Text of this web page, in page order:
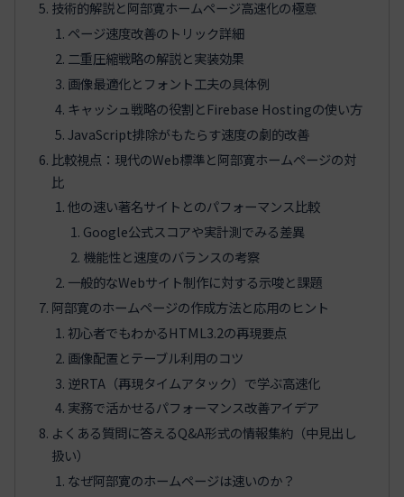
技術的解説と阿部寛ホームページ高速化の極意
ページ速度改善のトリック詳細
二重圧縮戦略の解説と実装効果
画像最適化とフォント工夫の具体例
キャッシュ戦略の役割とFirebase Hostingの使い方
JavaScript排除がもたらす速度の劇的改善
比較視点：現代のWeb標準と阿部寛ホームページの対
比
他の速い著名サイトとのパフォーマンス比較
Google公式スコアや実計測でみる差異
機能性と速度のバランスの考察
一般的なWebサイト制作に対する示唆と課題
阿部寛のホームページの作成方法と応用のヒント
初心者でもわかるHTML3.2の再現要点
画像配置とテーブル利用のコツ
逆RTA（再現タイムアタック）で学ぶ高速化
実務で活かせるパフォーマンス改善アイデア
よくある質問に答えるQ&A形式の情報集約（中見出し
扱い）
なぜ阿部寛のホームページは速いのか？